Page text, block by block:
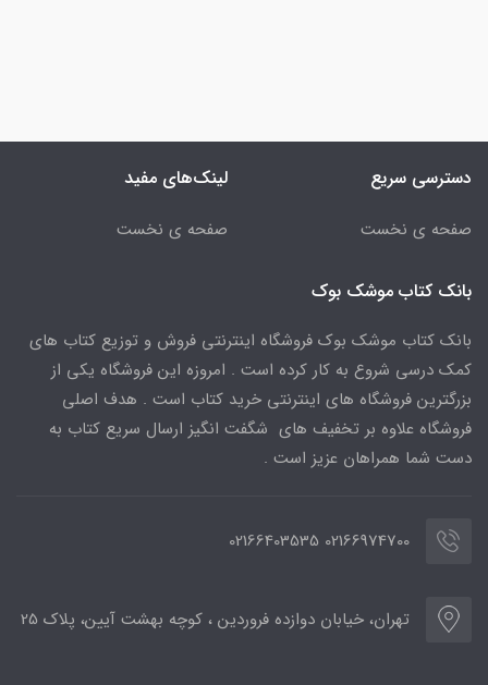
دسترسی سریع
صفحه ی نخست
لینک‌های مفید
صفحه ی نخست
بانک کتاب موشک بوک
بانک کتاب موشک بوک فروشگاه اینترنتی فروش و توزیع کتاب های
کمک درسی شروع به کار کرده است . امروزه این فروشگاه یکی از
بزرگترین فروشگاه های اینترنتی خرید کتاب است . هدف اصلی
فروشگاه علاوه بر تخفیف های شگفت انگیز ارسال سریع کتاب به
دست شما همراهان عزیز است .
02166974700 02166403535
تهران، خیابان دوازده فروردین ، کوچه بهشت آیین، پلاک 25